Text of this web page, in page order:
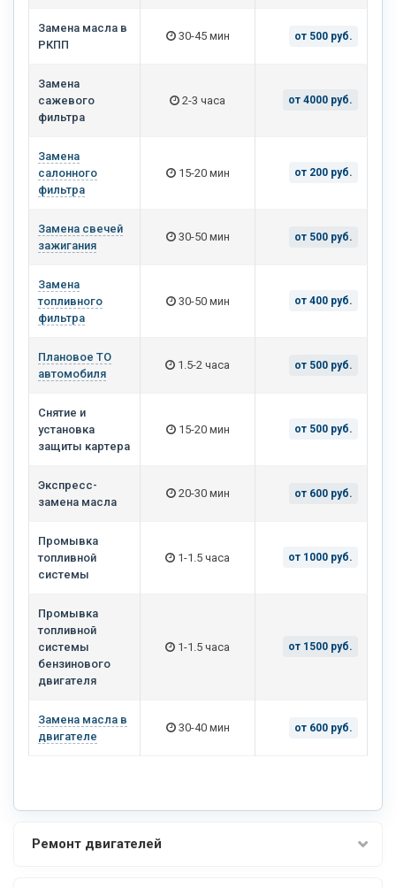
Замена масла в
РКПП
30-45 мин от 500 руб.
Замена
сажевого
фильтра
2-3 часа от 4000 руб.
Замена
салонного
фильтра
15-20 мин от 200 руб.
Замена свечей
зажигания
30-50 мин от 500 руб.
Замена
топливного
фильтра
30-50 мин от 400 руб.
Плановое ТО
автомобиля
1.5-2 часа от 500 руб.
Снятие и
установка
защиты картера
15-20 мин от 500 руб.
Экспресс-
замена масла
20-30 мин от 600 руб.
Промывка
топливной
системы
1-1.5 часа от 1000 руб.
Промывка
топливной
системы
бензинового
двигателя
1-1.5 часа от 1500 руб.
Замена масла в
двигателе
30-40 мин от 600 руб.
Ремонт двигателей